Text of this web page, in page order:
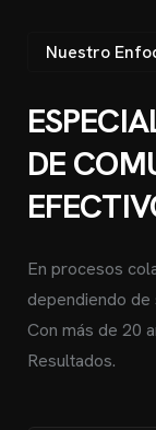
Nuestro
DE
En procesos
dependiendo
Con más de 20
Resultados.